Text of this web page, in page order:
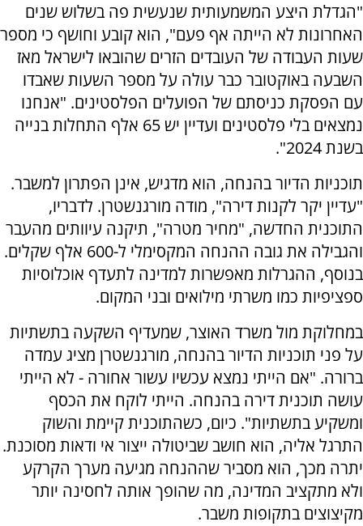
"הגדלת היצע המשמעותית שנעשית פה בשלוש שנים
האחרונות לא הייתה אף פעם", הוא קובע וחושף כי מספר
שעות העבודה של העובדים הזרים שהובאו לישראל מאז
השבעה באוקטובר כבר עולה על מספר השעות שאבדו
עם הפסקת כניסתם של הפועלים הפלסטינים. "אנחנו
נמצאים בלי פלסטינים ועדיין יש 65 אלף התחלות בנייה
בשנת 2024".
תוכניות הדיור בהנחה, הוא מדגיש, אינן הפתרון למשבר.
"עדיין יקר לקנות דירה", מודה מורגנשטרן. לדבריו,
התוכנית החדשה, "מחיר מטרה", תיקנה עיוותים מהעבר
והגבילה את גובה ההנחה המקסימלי ל-600 אלף שקלים.
בנוסף, ההגרלות מאפשרות למדינה לתעדף אוכלוסיות
ספציפיות כמו משרתי מילואים ובני המקום.
במחלוקת מול משרד האוצר, שמעדיף השקעה בתשתיות
על פני תוכניות הדיור בהנחה, מורגנשטרן מציג עמדה
ברורה. "אם הייתי נמצא עכשיו עשור אחורה - לא הייתי
עושה תוכנית דירה בהנחה. הייתי לוקח את הכסף
ומשקיע בתשתיות". כיום, כשהתוכנית קיימת והשוק
התרגל אליה, הוא חושב שביטולה ייצור אי ודאות מסוכנת.
יתרה מכך, הוא מסביר שההנחה מגיעה מערך הקרקע
ולא מתקציב המדינה, מה שהופך אותה לחסינה יותר
מקיצוצים בתקופות משבר.